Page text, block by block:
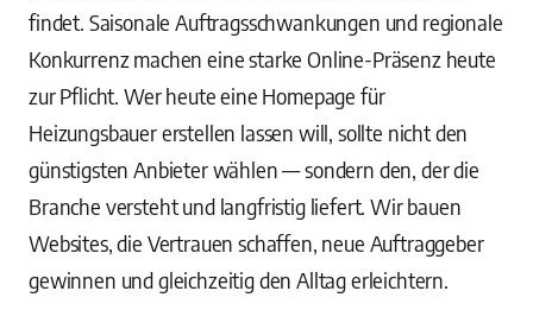
findet. Saisonale Auftragsschwankungen und regionale
Konkurrenz machen eine starke Online-Präsenz heute
zur Pflicht. Wer heute eine Homepage für
Heizungsbauer erstellen lassen will, sollte nicht den
günstigsten Anbieter wählen — sondern den, der die
Branche versteht und langfristig liefert. Wir bauen
Websites, die Vertrauen schaffen, neue Auftraggeber
gewinnen und gleichzeitig den Alltag erleichtern.